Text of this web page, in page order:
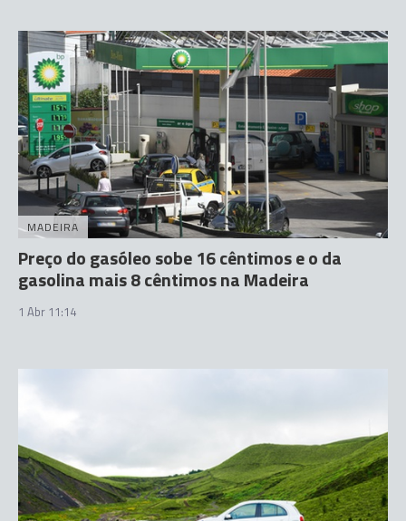
MADEIRA
Preço do gasóleo sobe 16 cêntimos e o da
gasolina mais 8 cêntimos na Madeira
1 Abr 11:14